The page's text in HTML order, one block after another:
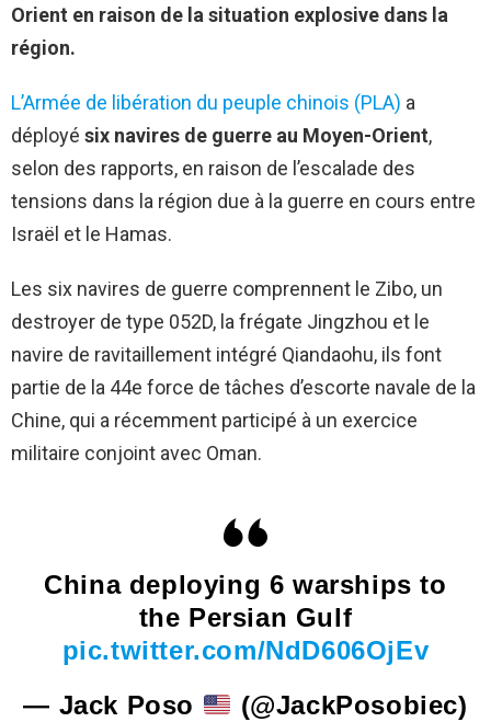
Orient en raison de la situation explosive dans la
région.
L’Armée de libération du peuple chinois (PLA) a
déployé six navires de guerre au Moyen-Orient,
selon des rapports, en raison de l’escalade des
tensions dans la région due à la guerre en cours entre
Israël et le Hamas.
Les six navires de guerre comprennent le Zibo, un
destroyer de type 052D, la frégate Jingzhou et le
navire de ravitaillement intégré Qiandaohu, ils font
partie de la 44e force de tâches d’escorte navale de la
Chine, qui a récemment participé à un exercice
militaire conjoint avec Oman.
China deploying 6 warships to
the Persian Gulf
pic.twitter.com/NdD606OjEv
— Jack Poso
(@JackPosobiec)